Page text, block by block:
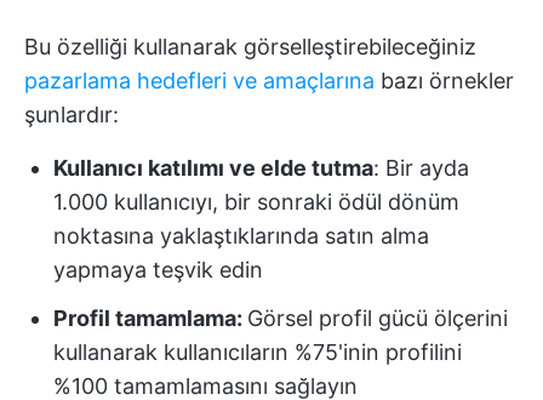
Bu özelliği kullanarak görselleştirebileceğiniz
pazarlama hedefleri ve amaçlarına bazı örnekler
şunlardır:
Kullanıcı katılımı ve elde tutma: Bir ayda
1.000 kullanıcıyı, bir sonraki ödül dönüm
noktasına yaklaştıklarında satın alma
yapmaya teşvik edin
Profil tamamlama: Görsel profil gücü ölçerini
kullanarak kullanıcıların %75'inin profilini
%100 tamamlamasını sağlayın